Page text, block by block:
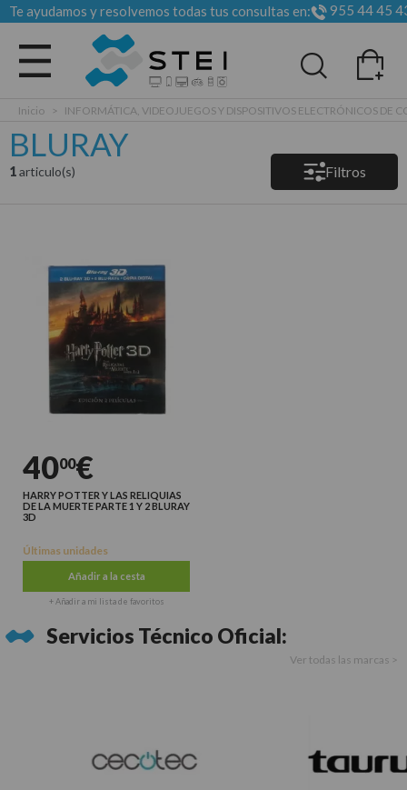
Te ayudamos y resolvemos todas tus consultas en: 955 44 45
Todas las categorias
Inicio > INFORMÁTICA, VIDEOJUEGOS Y DISPOSITIVOS ELECTRÓNICOS DE
BLURAY
1articulo(s) Filtros
4000€
HARRY POTTER Y LAS RELIQUIAS
DE LA MUERTE PARTE 1 Y 2 BLURAY
3D
Últimas unidades
Añadir a la cesta
+ Añadir a mi lista de favoritos
Servicios Técnico Oficial:
Ver todas las marcas >